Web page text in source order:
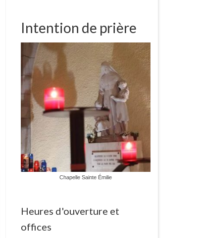
Intention de prière
Chapelle Sainte Émilie
Heures d'ouverture et
offices